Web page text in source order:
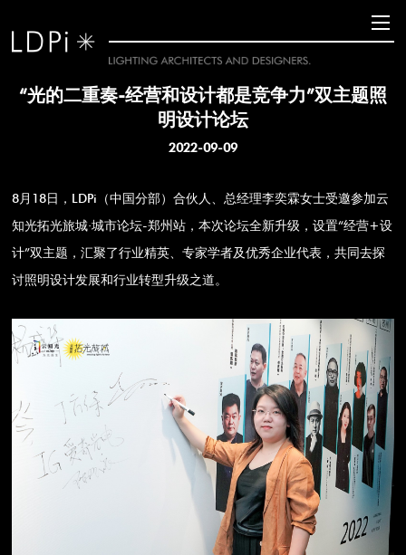
“光的二重奏-经营和设计都是竞争力”双主题照
明设计论坛
2022-09-09
8月18日，LDPi（中国分部）合伙人、总经理李奕霖女士受邀参加云
知光拓光旅城·城市论坛-郑州站，本次论坛全新升级，设置“经营+设
计”双主题，汇聚了行业精英、专家学者及优秀企业代表，共同去探
讨照明设计发展和行业转型升级之道。